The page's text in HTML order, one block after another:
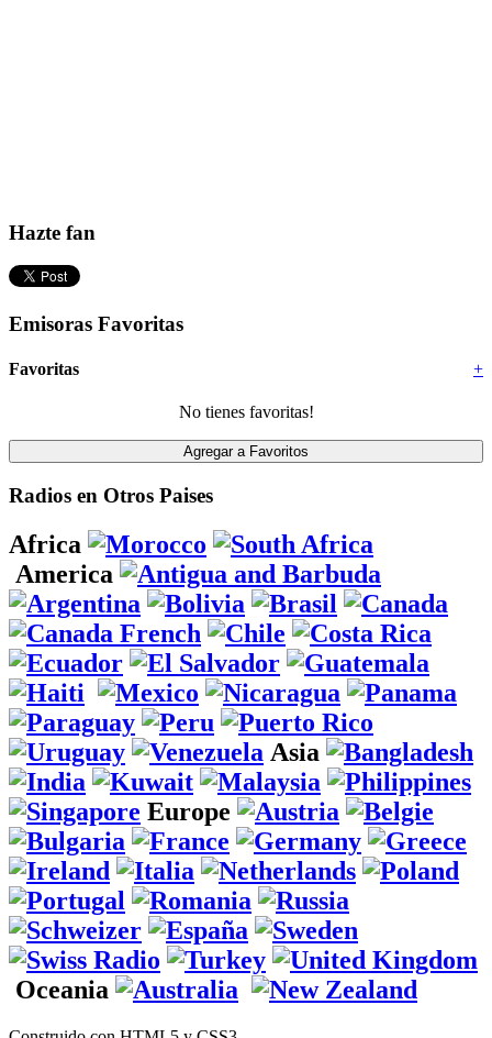
Hazte fan
Emisoras Favoritas
+
Favoritas
No tienes favoritas!
Radios en Otros Paises
Africa
America
Asia
Europe
Oceania